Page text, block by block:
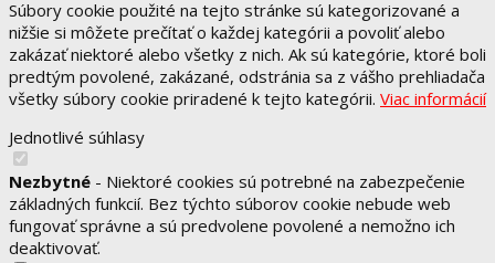
Súbory cookie použité na tejto stránke sú kategorizované a
nižšie si môžete prečítať o každej kategórii a povoliť alebo
zakázať niektoré alebo všetky z nich. Ak sú kategórie, ktoré boli
predtým povolené, zakázané, odstránia sa z vášho prehliadača
všetky súbory cookie priradené k tejto kategórii. Viac informácií
Jednotlivé súhlasy
Nezbytné - Niektoré cookies sú potrebné na zabezpečenie
základných funkcií. Bez týchto súborov cookie nebude web
fungovať správne a sú predvolene povolené a nemožno ich
deaktivovať.